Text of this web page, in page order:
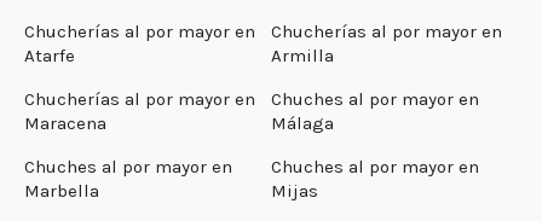
Chucherías al por mayor en
Atarfe
Chucherías al por mayor en
Armilla
Chucherías al por mayor en
Maracena
Chuches al por mayor en
Málaga
Chuches al por mayor en
Marbella
Chuches al por mayor en
Mijas